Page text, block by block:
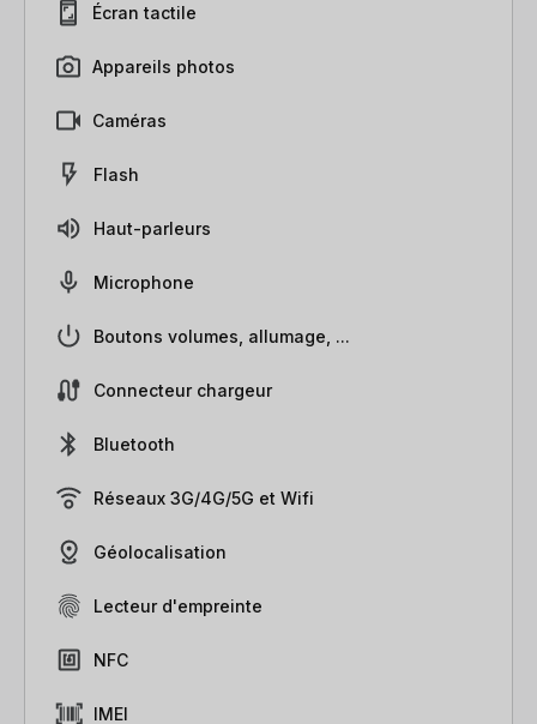
Écran tactile
Appareils photos
Caméras
Flash
Haut-parleurs
Microphone
Boutons volumes, allumage, ...
Connecteur chargeur
Bluetooth
Réseaux 3G/4G/5G et Wifi
Géolocalisation
Lecteur d'empreinte
NFC
IMEI